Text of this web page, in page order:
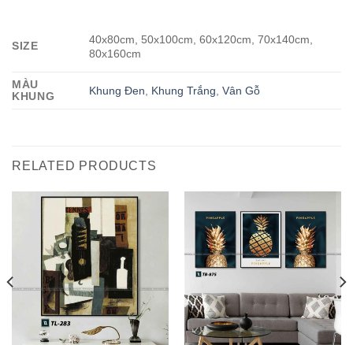
SIZE
40x80cm, 50x100cm, 60x120cm, 70x140cm,
80x160cm
MÀU
KHUNG
Khung Đen, Khung Trắng,Vân Gỗ
RELATED PRODUCTS